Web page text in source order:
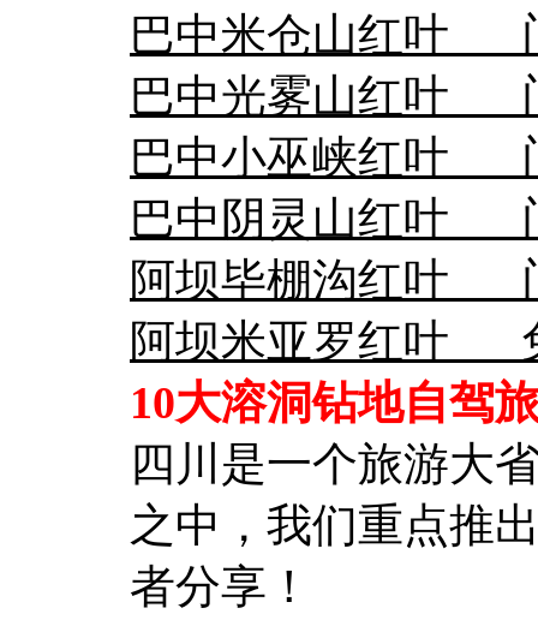
巴中米仓山红叶
巴中光雾山红叶
巴中小巫峡红叶
巴中阴灵山红叶
阿坝毕棚沟红
阿坝米亚罗红叶
10大溶洞钻地自驾
四川是一个旅游大
之中，我们重点推
者分享！